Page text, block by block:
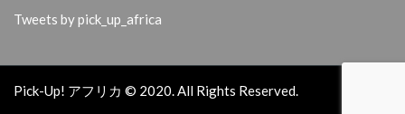
Tweets by pick_up_africa
Pick-Up! アフリカ © 2020. All Rights Reserved.